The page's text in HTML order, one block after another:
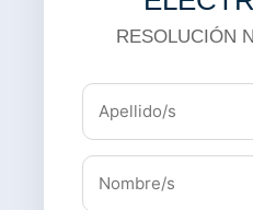
RESOLUCIÓN